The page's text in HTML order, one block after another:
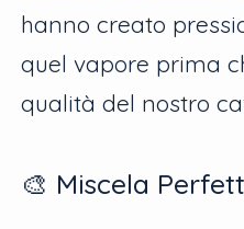
hanno creato
quel vapore prima
qualità del nostro
🎨 Miscela